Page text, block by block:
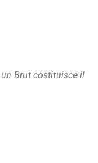
Brut costituisce il